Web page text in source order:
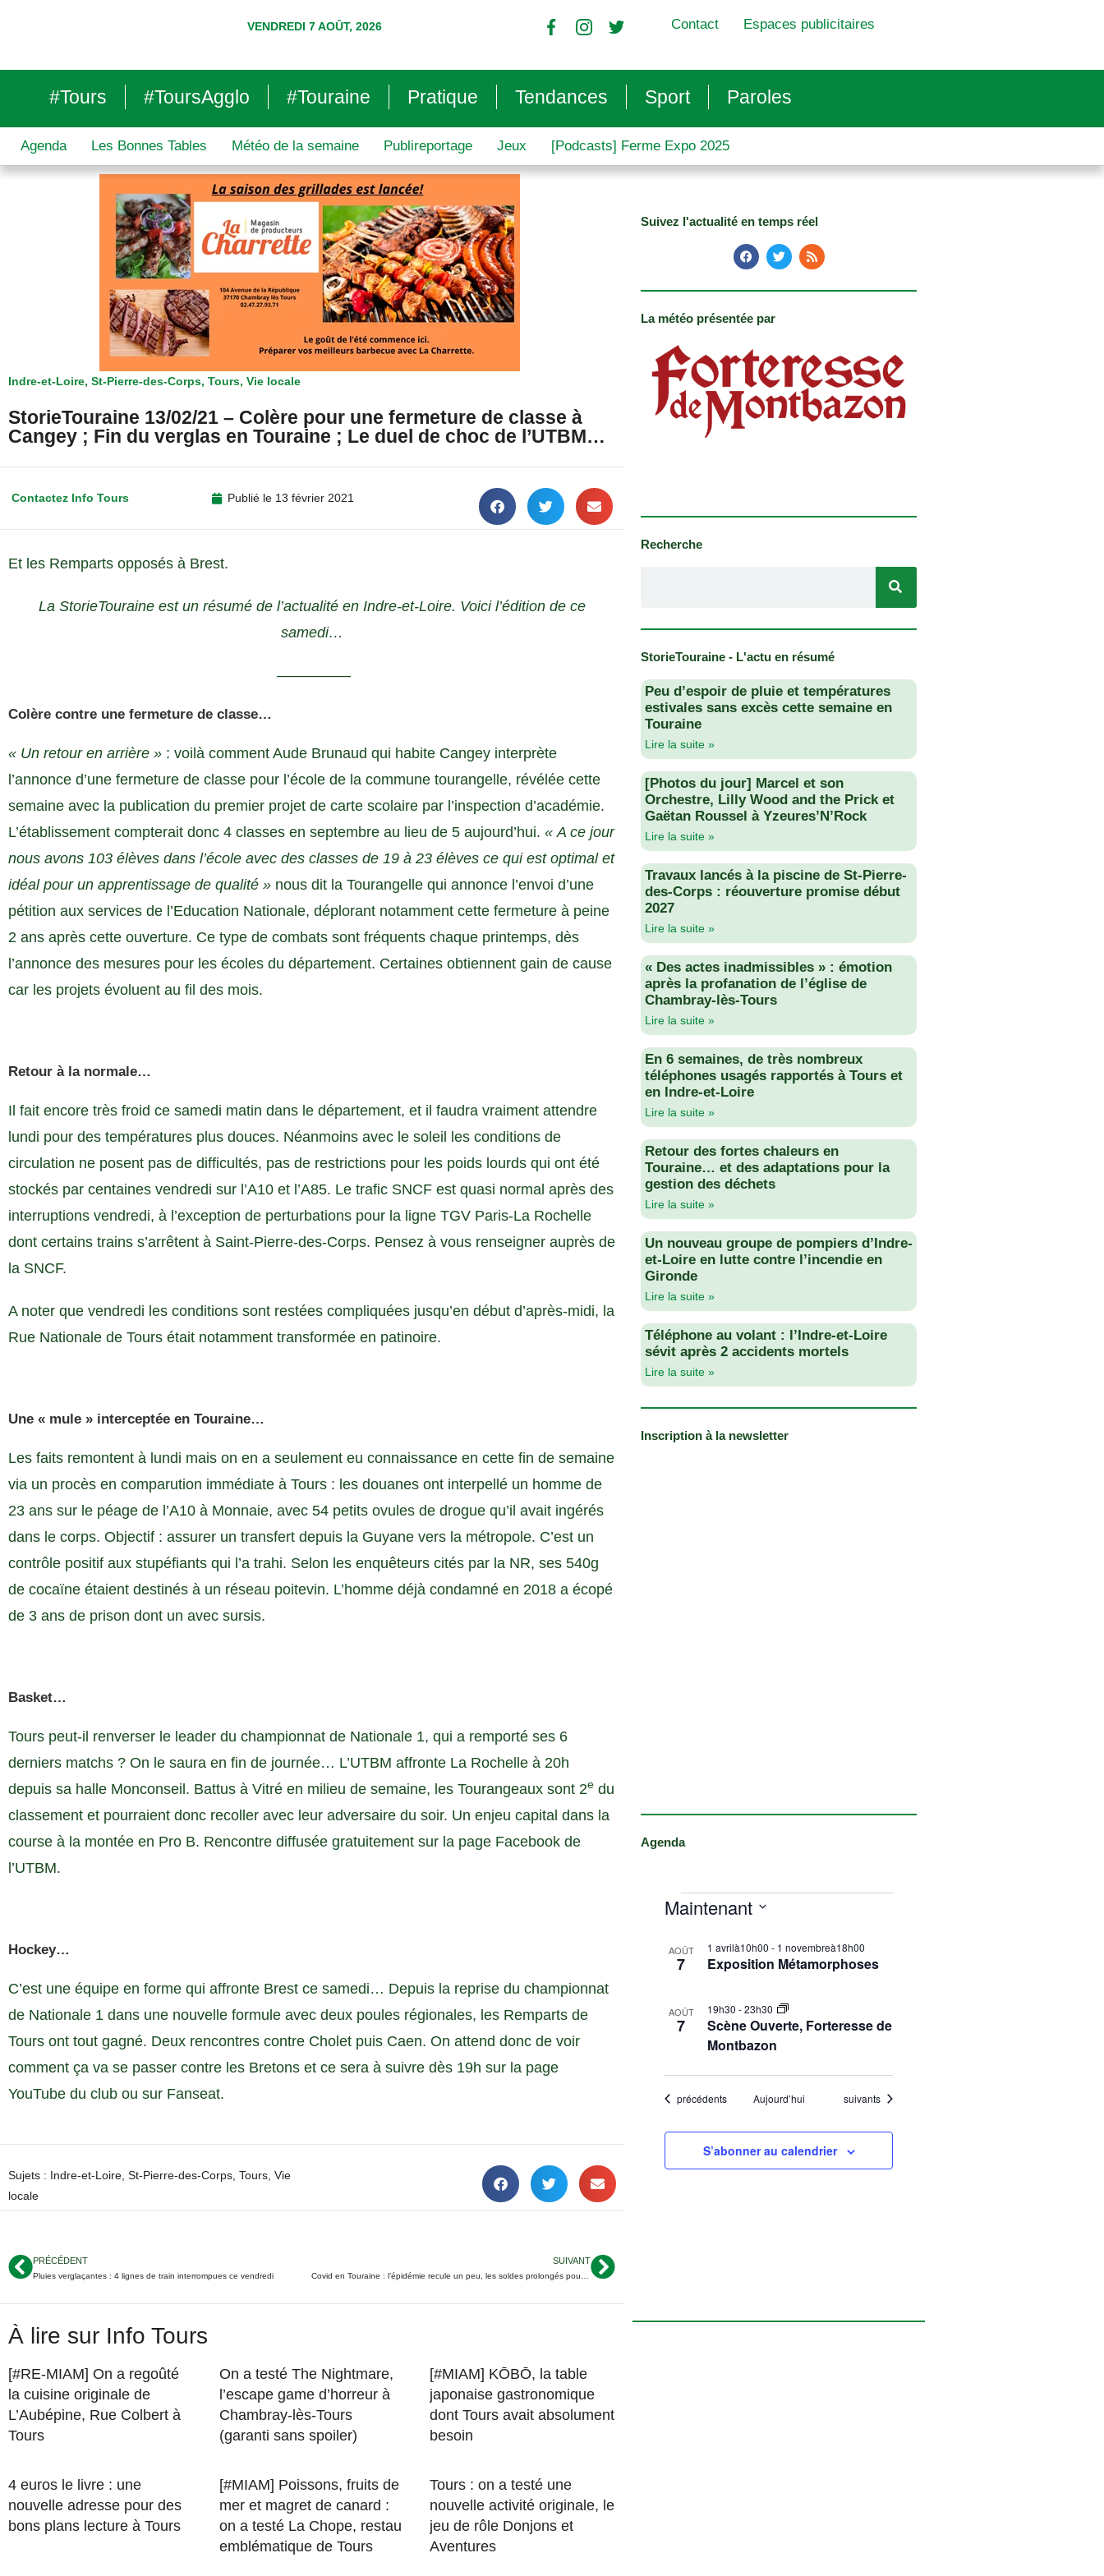
VENDREDI 7 AOÛT, 2026 Contact Espaces publicitaires
#Tours #ToursAgglo #Touraine Pratique Tendances Sport Paroles
Agenda Les Bonnes Tables Météo de la semaine Publireportage Jeux [Podcasts] Ferme Expo 2025
Indre-et-Loire, St-Pierre-des-Corps, Tours, Vie locale
StorieTouraine 13/02/21 – Colère pour une fermeture de classe à
Cangey ; Fin du verglas en Touraine ; Le duel de choc de l’UTBM…
Contactez Info Tours Publié le 13 février 2021
Et les Remparts opposés à Brest.
La StorieTouraine est un résumé de l’actualité en Indre-et-Loire. Voici l’édition de ce
samedi…
—————
Colère contre une fermeture de classe…
« Un retour en arrière » : voilà comment Aude Brunaud qui habite Cangey interprète
l’annonce d’une fermeture de classe pour l’école de la commune tourangelle, révélée cette
semaine avec la publication du premier projet de carte scolaire par l’inspection d’académie.
L’établissement compterait donc 4 classes en septembre au lieu de 5 aujourd’hui. « A ce jour
nous avons 103 élèves dans l’école avec des classes de 19 à 23 élèves ce qui est optimal et
idéal pour un apprentissage de qualité » nous dit la Tourangelle qui annonce l’envoi d’une
pétition aux services de l’Education Nationale, déplorant notamment cette fermeture à peine
2 ans après cette ouverture. Ce type de combats sont fréquents chaque printemps, dès
l’annonce des mesures pour les écoles du département. Certaines obtiennent gain de cause
car les projets évoluent au fil des mois.
Retour à la normale…
Il fait encore très froid ce samedi matin dans le département, et il faudra vraiment attendre
lundi pour des températures plus douces. Néanmoins avec le soleil les conditions de
circulation ne posent pas de difficultés, pas de restrictions pour les poids lourds qui ont été
stockés par centaines vendredi sur l’A10 et l’A85. Le trafic SNCF est quasi normal après des
interruptions vendredi, à l’exception de perturbations pour la ligne TGV Paris-La Rochelle
dont certains trains s’arrêtent à Saint-Pierre-des-Corps. Pensez à vous renseigner auprès de
la SNCF.
A noter que vendredi les conditions sont restées compliquées jusqu’en début d’après-midi, la
Rue Nationale de Tours était notamment transformée en patinoire.
Une « mule » interceptée en Touraine…
Les faits remontent à lundi mais on en a seulement eu connaissance en cette fin de semaine
via un procès en comparution immédiate à Tours : les douanes ont interpellé un homme de
23 ans sur le péage de l’A10 à Monnaie, avec 54 petits ovules de drogue qu’il avait ingérés
dans le corps. Objectif : assurer un transfert depuis la Guyane vers la métropole. C’est un
contrôle positif aux stupéfiants qui l’a trahi. Selon les enquêteurs cités par la NR, ses 540g
de cocaïne étaient destinés à un réseau poitevin. L’homme déjà condamné en 2018 a écopé
de 3 ans de prison dont un avec sursis.
Basket…
Tours peut-il renverser le leader du championnat de Nationale 1, qui a remporté ses 6
derniers matchs ? On le saura en fin de journée… L’UTBM affronte La Rochelle à 20h
depuis sa halle Monconseil. Battus à Vitré en milieu de semaine, les Tourangeaux sont 2e du
classement et pourraient donc recoller avec leur adversaire du soir. Un enjeu capital dans la
course à la montée en Pro B. Rencontre diffusée gratuitement sur la page Facebook de
l’UTBM.
Hockey…
C’est une équipe en forme qui affronte Brest ce samedi… Depuis la reprise du championnat
de Nationale 1 dans une nouvelle formule avec deux poules régionales, les Remparts de
Tours ont tout gagné. Deux rencontres contre Cholet puis Caen. On attend donc de voir
comment ça va se passer contre les Bretons et ce sera à suivre dès 19h sur la page
YouTube du club ou sur Fanseat.
Sujets : Indre-et-Loire St-Pierre-des-Corps Tours Vie
locale
PRÉCÉDENT
Pluies verglaçantes : 4 lignes de train interrompues ce vendredi
SUIVANT
À lire sur Info Tours
[#RE-MIAM] On a regoûté
la cuisine originale de
L’Aubépine, Rue Colbert à
Tours
On a testé The Nightmare,
l’escape game d’horreur à
Chambray-lès-Tours
(garanti sans spoiler)
[#MIAM] KŌBŌ, la table
japonaise gastronomique
dont Tours avait absolument
besoin
4 euros le livre : une
nouvelle adresse pour des
bons plans lecture à Tours
[#MIAM] Poissons, fruits de
mer et magret de canard :
on a testé La Chope, restau
emblématique de Tours
Tours : on a testé une
nouvelle activité originale, le
jeu de rôle Donjons et
Aventures
Suivez l'actualité en temps réel
La météo présentée par
Recherche
StorieTouraine - L'actu en résumé
Peu d’espoir de pluie et températures
estivales sans excès cette semaine en
Touraine
Lire la suite »
[Photos du jour] Marcel et son
Orchestre, Lilly Wood and the Prick et
Gaëtan Roussel à Yzeures’N’Rock
Lire la suite »
Travaux lancés à la piscine de St-Pierre-
des-Corps : réouverture promise début
2027
Lire la suite »
« Des actes inadmissibles » : émotion
après la profanation de l’église de
Chambray-lès-Tours
Lire la suite »
En 6 semaines, de très nombreux
téléphones usagés rapportés à Tours et
en Indre-et-Loire
Lire la suite »
Retour des fortes chaleurs en
Touraine… et des adaptations pour la
gestion des déchets
Lire la suite »
Un nouveau groupe de pompiers d’Indre-
et-Loire en lutte contre l’incendie en
Gironde
Lire la suite »
Téléphone au volant : l’Indre-et-Loire
sévit après 2 accidents mortels
Lire la suite »
Inscription à la newsletter
Agenda
Maintenant
é
c
o
n
e
L
t
v
e
t
AOÛT
7 Exposition Métamorphoses
1 avrilà10h00 - 1 novembreà18h00
AOÛT
7
Scène Ouverte, Forteresse de
Montbazon
19h30-23h30
Évènements
précédents Aujourd’hui Évènements
suivants
S’abonner au calendrier